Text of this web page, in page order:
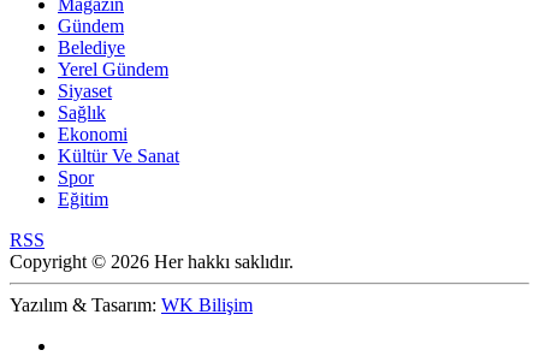
Magazin
Gündem
Belediye
Yerel Gündem
Siyaset
Sağlık
Ekonomi
Kültür Ve Sanat
Spor
Eğitim
RSS
Copyright © 2026 Her hakkı saklıdır.
Yazılım & Tasarım: WK Bilişim